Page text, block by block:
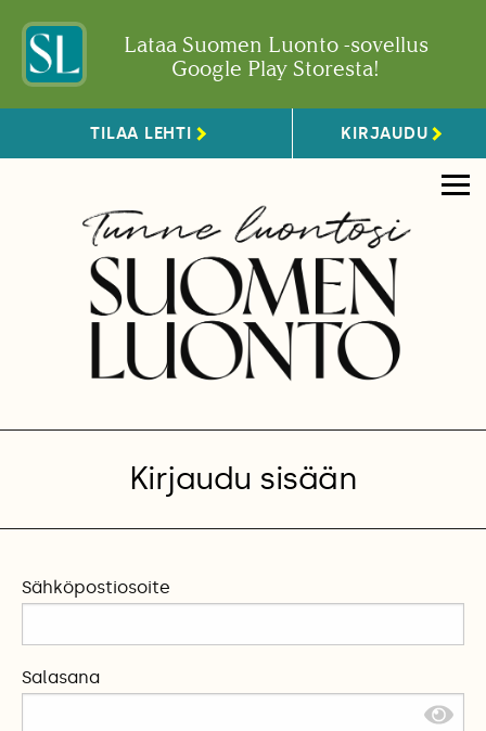
Lataa Suomen Luonto -sovellus
Google Play Storesta!
TILAA LEHTI KIRJAUDU
Kirjaudu sisään
Sähköpostiosoite
Salasana